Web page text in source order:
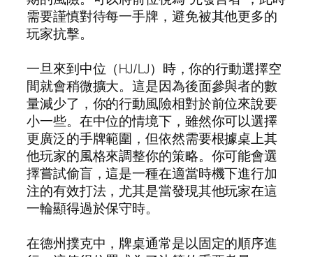
需要謹慎對待每一手牌，避免被其他更多的
玩家抗擊。
一旦來到中位（HJ/LJ）時，你的行動選擇空
間就會稍微擴大。這是因為後面參與者的數
量減少了，你的行動風險相對於前位來說要
小一些。在中位的情境下，雖然你可以選擇
更廣泛的手牌範圍，但依然需要根據桌上其
他玩家的風格來調整你的策略。你可能會選
擇嘗試偷盲，這是一種在適當時機下進行加
注的有效打法，尤其是當發現其他玩家在這
一輪顯得過於保守時。
在德州撲克中，牌桌通常是以固定的順序進